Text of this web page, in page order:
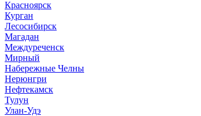
Красноярск
Курган
Лесосибирск
Магадан
Междуреченск
Мирный
Набережные Челны
Нерюнгри
Нефтекамск
Тулун
Улан-Удэ